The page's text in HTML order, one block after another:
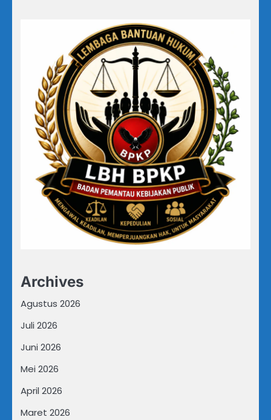
Archives
Agustus 2026
Juli 2026
Juni 2026
Mei 2026
April 2026
Maret 2026